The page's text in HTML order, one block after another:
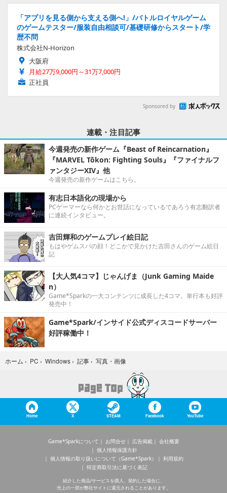
「アプリを見る側から支える側へ!」/バトルロイヤルゲーム
のゲームテスター/服装自由相談可/基礎研修からスタート/学
歴不問
株式会社N-Horizon
大阪府
月給27万9,000円～31万7,000円
正社員
Sponsored by
連載・注目記事
今週発売の新作ゲーム『Beast of Reincarnation』
『MARVEL Tōkon: Fighting Souls』『ファイナルフ
ァンタジーXIV』他
今週発売の新作ゲームはこちら。
有志日本語化の現場から
PCゲーマーなら何かとお世話になっているであろう有志翻訳者
に連続インタビュー。
吉田輝和のゲームプレイ絵日記
もはやゲムスパの顔！どこかで見かけた吉田さんのゲーム絵日
記
【大人気4コマ】じゃんげま（Junk Gaming Maide
n）
Game*Sparkの一大コンテンツに成長した4コマ。単行本も好評
発売中！
Game*Spark/インサイド公式ディスコードサーバー
好評稼働中！
ホーム › PC › Windows › 記事 › 写真・画像
Home X STEAM Facebook YouTube
Game*Sparkについて お問合せ 広告掲載
会社概要
個人情報保護方針
個人情報の取り扱いについて（Game*Spark）
利用規約
特定商取引法に基づく表記
紹介した商品/サービスを購入、契約した場合に、
売上の一部が弊社サイトに還元されることがあります。